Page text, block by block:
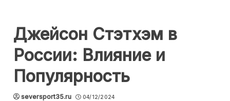
Джейсон Стэтхэм в
России: Влияние и
Популярность
seversport35.ru 04/12/2024